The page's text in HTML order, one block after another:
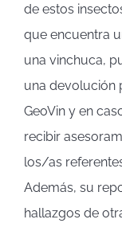
de estos
que encuentra
una vinchuca,
una devolución
GeoVin y en
recibir
los/as
Además, su
hallazgos de